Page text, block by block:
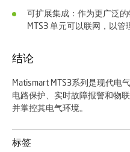
可扩展集成： 作为更广泛
MTS3 单元可以联网，以管
结论
Matismart MTS3系列是现代电
电路保护、 实时故障报警和物
并掌控其电气环境。
标签